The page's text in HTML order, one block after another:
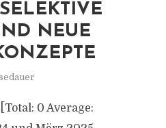
NEUE
0 Average: